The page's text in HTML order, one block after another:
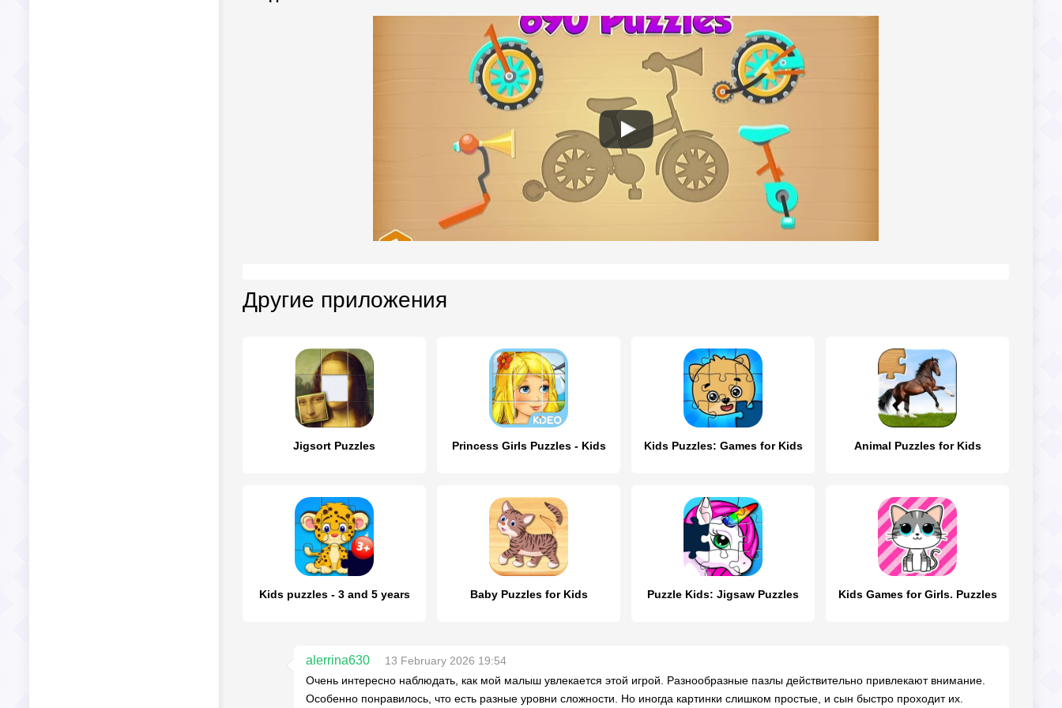
Другие приложения
Jigsort Puzzles Princess Girls Puzzles - Kids Kids Puzzles: Games for Kids Animal Puzzles for Kids
Kids puzzles - 3 and 5 years Baby Puzzles for Kids Puzzle Kids: Jigsaw Puzzles Kids Games for Girls. Puzzles
alerrina630
13 February 2026 19:54
Очень интересно наблюдать, как мой малыш увлекается этой игрой. Разнообразные пазлы действительно привлекают внимание.
Особенно понравилось, что есть разные уровни сложности. Но иногда картинки слишком простые, и сын быстро проходит их.